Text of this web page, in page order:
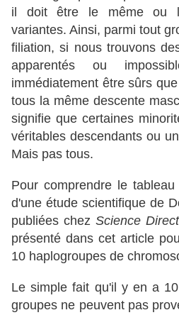
il doit être le même ou
variantes. Ainsi, parmi tout
filiation, si nous trouvons
apparentés ou
immédiatement être sûrs
tous la même descente
signifie que certaines
véritables descendants ou
Mais pas tous.
Pour comprendre le
d'une étude scientifique de
publiées chez Science Direct
présenté dans cet article
10 haplogroupes de
Le simple fait qu'il y en a
groupes ne peuvent pas